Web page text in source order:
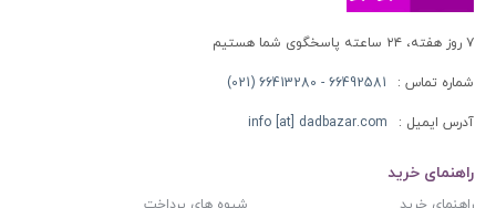
۷ روز هفته، ۲۴ ساعته پاسخگوی شما هستیم
شماره تماس : 66492581 - 66413280 (021)
آدرس ایمیل : info [at] dadbazar.com
راهنمای خرید